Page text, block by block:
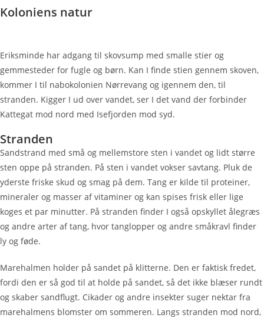
Koloniens natur
Eriksminde har adgang til skovsump med smalle stier og
gemmesteder for fugle og børn. Kan I finde stien gennem skoven,
kommer I til nabokolonien Nørrevang og igennem den, til
stranden. Kigger I ud over vandet, ser I det vand der forbinder
Kattegat mod nord med Isefjorden mod syd.
Stranden
Sandstrand med små og mellemstore sten i vandet og lidt større
sten oppe på stranden. På sten i vandet vokser savtang. Pluk de
yderste friske skud og smag på dem. Tang er kilde til proteiner,
mineraler og masser af vitaminer og kan spises frisk eller lige
koges et par minutter. På stranden finder I også opskyllet ålegræs
og andre arter af tang, hvor tanglopper og andre småkravl finder
ly og føde.
Marehalmen holder på sandet på klitterne. Den er faktisk fredet,
fordi den er så god til at holde på sandet, så det ikke blæser rundt
og skaber sandflugt. Cikader og andre insekter suger nektar fra
marehalmens blomster om sommeren. Langs stranden mod nord,